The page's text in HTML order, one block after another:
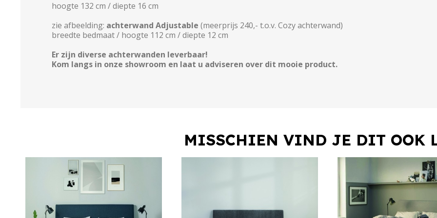
hoogte 132 cm / diepte 16 cm
zie afbeelding: achterwand Adjustable (meerprijs 240,- t.o.v. Cozy achterwand)
breedte bedmaat / hoogte 112 cm / diepte 12 cm
Er zijn diverse achterwanden leverbaar!
Kom langs in onze showroom en laat u adviseren over dit mooie product.
MISSCHIEN VIND JE DIT OOK